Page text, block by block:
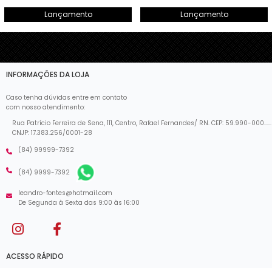
Lançamento
Lançamento
INFORMAÇÕES DA LOJA
Caso tenha dúvidas entre em contato
com nosso atendimento:
Rua Patrício Ferreira de Sena, 111, Centro, Rafael Fernandes/ RN. CEP: 59.990-000......
CNJP: 17.383.256/0001-28
(84) 99999-7392
(84) 9999-7392
leandro-fontes@hotmail.com
De Segunda à Sexta das 9:00 às 16:00
ACESSO RÁPIDO